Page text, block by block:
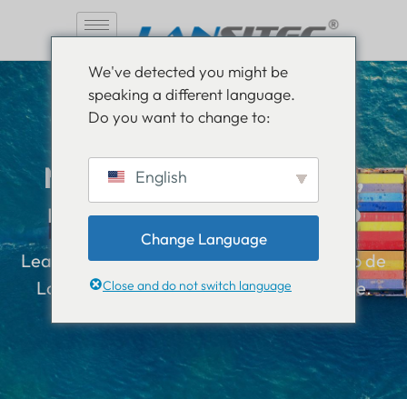
al
contenido
Manténgase informado,
manténgase informado
Lea todo sobre las novedades en el mundo de
Lansitec y manténgase un paso adelante.
We've detected you might be
speaking a different language.
Do you want to change to:
English
Change Language
Close and do not switch language